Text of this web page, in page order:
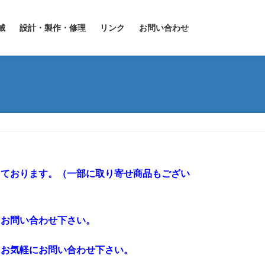
設計・製作・修理 リンク お問い合わせ
おります。（一部に取り寄せ商品もござい
問い合わせ下さい。
気軽にお問い合わせ下さい。